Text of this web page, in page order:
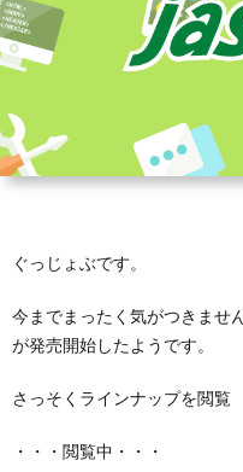
ぐっじょぶです。
今までまったく気がつきませ
が発売開始したようです。
さっそくラインナップを閲覧
・・・閲覧中・・・